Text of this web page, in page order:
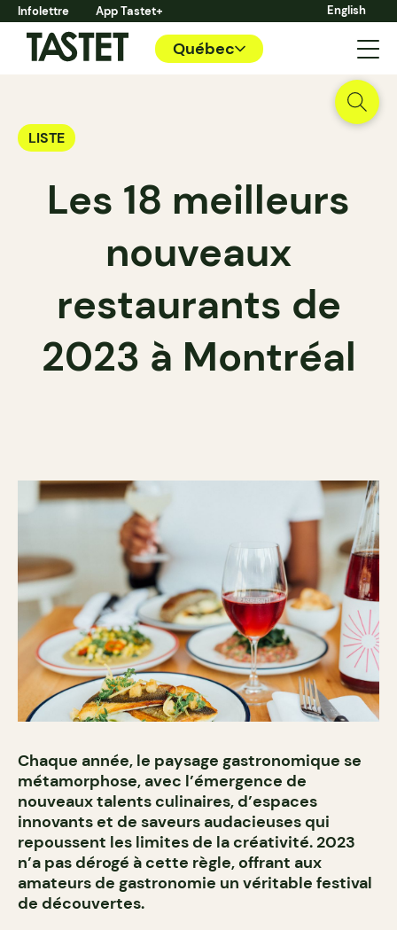
Infolettre App Tastet+ English
Québec
LISTE
Les 18 meilleurs
nouveaux
restaurants de
2023 à Montréal
Chaque année, le paysage gastronomique se
métamorphose, avec l’émergence de
nouveaux talents culinaires, d’espaces
innovants et de saveurs audacieuses qui
repoussent les limites de la créativité. 2023
n’a pas dérogé à cette règle, offrant aux
amateurs de gastronomie un véritable festival
de découvertes.